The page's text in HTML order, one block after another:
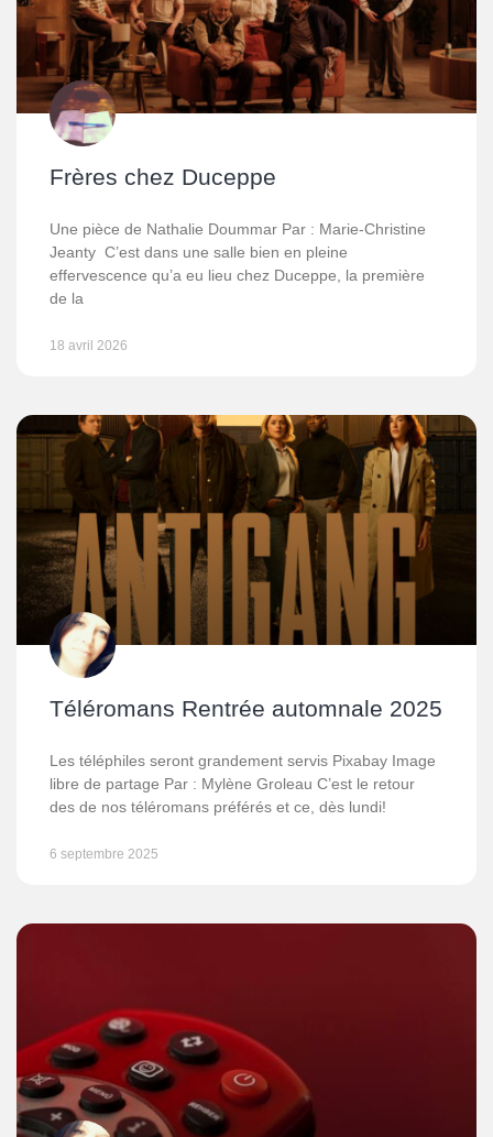
Frères chez Duceppe
Une pièce de Nathalie Doummar Par : Marie-Christine
Jeanty C’est dans une salle bien en pleine
effervescence qu’a eu lieu chez Duceppe, la première
de la
18 avril 2026
Téléromans Rentrée automnale 2025
Les téléphiles seront grandement servis Pixabay Image
libre de partage Par : Mylène Groleau C’est le retour
des de nos téléromans préférés et ce, dès lundi!
6 septembre 2025